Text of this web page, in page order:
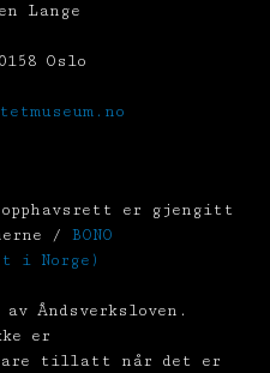
Lange
Oslo
er gjengitt
/ BONO
i Norge)
Åndsverksloven.
er
tillatt når det er